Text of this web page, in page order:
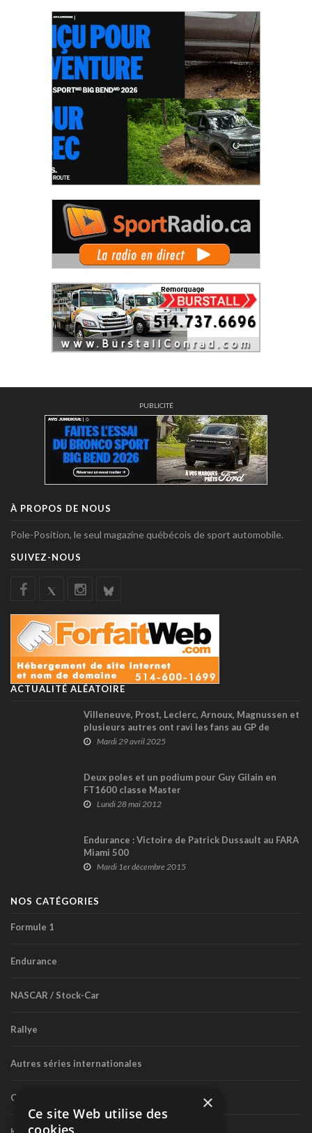
PUBLICITÉ
À PROPOS DE NOUS
Pole-Position, le seul magazine québécois de sport automobile.
SUIVEZ-NOUS
ACTUALITÉ ALÉATOIRE
Villeneuve, Prost, Leclerc, Arnoux, Magnussen et
plusieurs autres ont ravi les fans au GP de
France historique !
Mardi 29 avril 2025
Deux poles et un podium pour Guy Gilain en
FT1600 classe Master
Lundi 28 mai 2012
Endurance : Victoire de Patrick Dussault au FARA
Miami 500
Mardi 1er décembre 2015
NOS CATÉGORIES
Formule 1
Endurance
NASCAR / Stock-Car
Rallye
Autres séries internationales
Circuit routier canadien ×
Ce site Web utilise des
cookies